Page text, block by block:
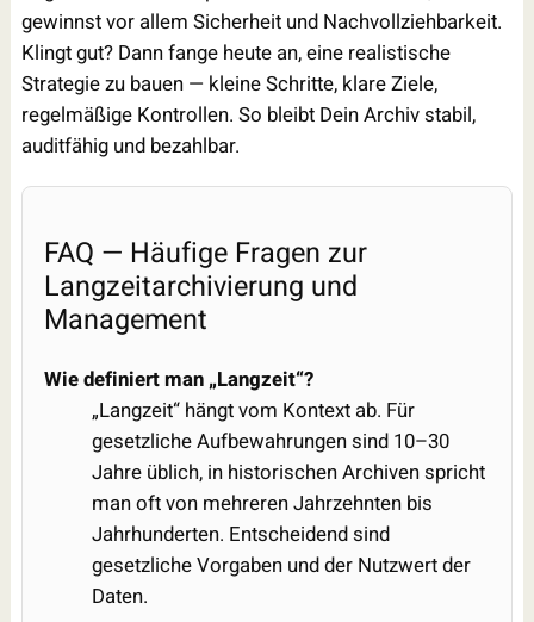
gewinnst vor allem Sicherheit und Nachvollziehbarkeit.
Klingt gut? Dann fange heute an, eine realistische
Strategie zu bauen — kleine Schritte, klare Ziele,
regelmäßige Kontrollen. So bleibt Dein Archiv stabil,
auditfähig und bezahlbar.
FAQ — Häufige Fragen zur
Langzeitarchivierung und
Management
Wie definiert man „Langzeit“?
„Langzeit“ hängt vom Kontext ab. Für
gesetzliche Aufbewahrungen sind 10–30
Jahre üblich, in historischen Archiven spricht
man oft von mehreren Jahrzehnten bis
Jahrhunderten. Entscheidend sind
gesetzliche Vorgaben und der Nutzwert der
Daten.